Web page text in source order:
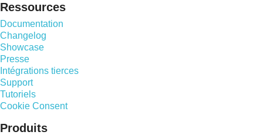
Ressources
Documentation
Changelog
Showcase
Presse
Intégrations tierces
Support
Tutoriels
Cookie Consent
Produits